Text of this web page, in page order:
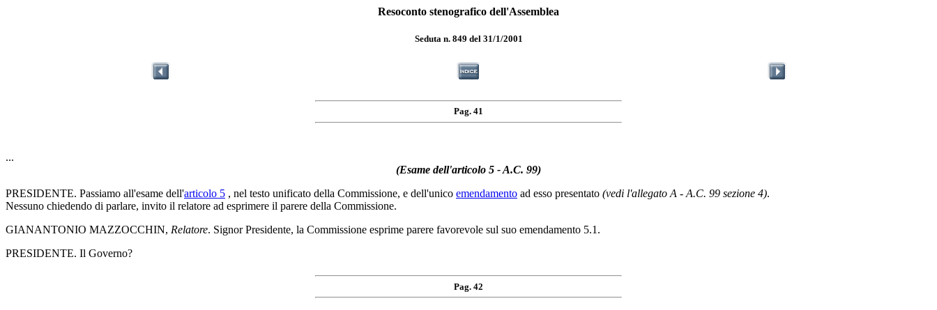
Resoconto stenografico dell'Assemblea
Seduta n. 849 del 31/1/2001
Pag. 41
...
(Esame dell'articolo 5 - A.C. 99)
PRESIDENTE. Passiamo all'esame dell'articolo 5 , nel testo unificato della Commissione, e dell'unico emendamento ad esso presentato (vedi l'allegato A - A.C. 99 sezione 4).
Nessuno chiedendo di parlare, invito il relatore ad esprimere il parere della Commissione.
GIANANTONIO MAZZOCCHIN, Relatore. Signor Presidente, la Commissione esprime parere favorevole sul suo emendamento 5.1.
PRESIDENTE. Il Governo?
Pag. 42